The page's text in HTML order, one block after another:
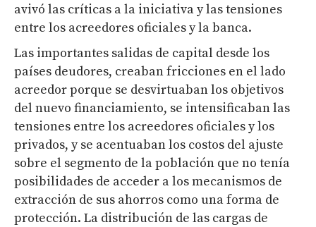
avivó las críticas a la iniciativa y las tensiones
entre los acreedores oficiales y la banca.
Las importantes salidas de capital desde los
países deudores, creaban fricciones en el lado
acreedor porque se desvirtuaban los objetivos
del nuevo financiamiento, se intensificaban las
tensiones entre los acreedores oficiales y los
privados, y se acentuaban los costos del ajuste
sobre el segmento de la población que no tenía
posibilidades de acceder a los mecanismos de
extracción de sus ahorros como una forma de
protección. La distribución de las cargas de